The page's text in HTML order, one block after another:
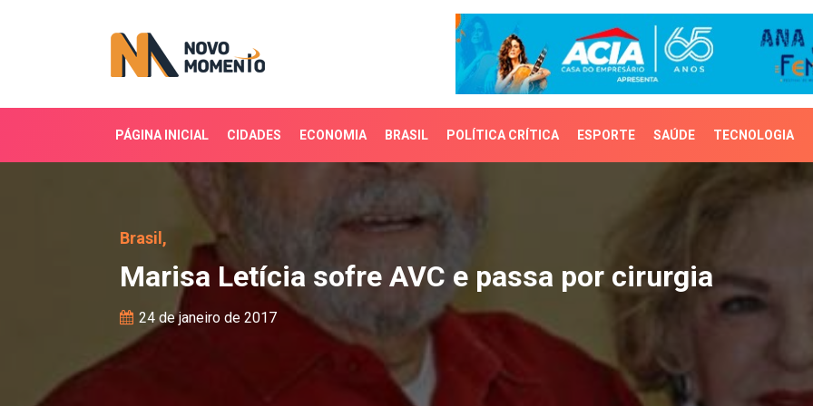
PÁGINA INICIAL CIDADES ECONOMIA BRASIL POLÍTICA CRÍTICA ESPORTE SAÚDE TECNOLOGIA
Marisa Letícia sofre AVC e passa por cirurgia
Brasil,
Marisa Letícia sofre AVC e passa por cirurgia
24 de janeiro de 2017